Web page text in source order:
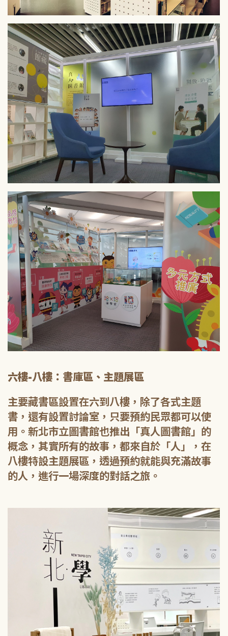
六樓-八樓：書庫區、主題展區
主要藏書區設置在六到八樓，除了各式主題
書，還有設置討論室，只要預約民眾都可以使
用。新北市立圖書館也推出「真人圖書館」的
概念，其實所有的故事，都來自於「人」，在
八樓特設主題展區，透過預約就能與充滿故事
的人，進行一場深度的對話之旅。